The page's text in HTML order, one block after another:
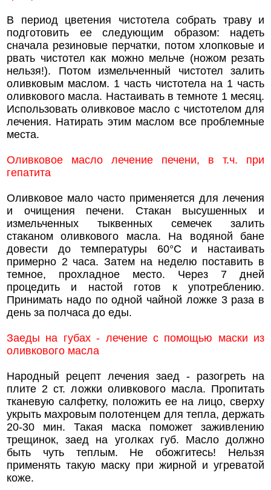
В период цветения чистотела собрать траву и
подготовить ее следующим образом: надеть
сначала резиновые перчатки, потом хлопковые и
рвать чистотел как можно мельче (ножом резать
нельзя!). Потом измельченный чистотел залить
оливковым маслом. 1 часть чистотела на 1 часть
оливкового масла. Настаивать в темноте 1 месяц.
Использовать оливковое масло с чистотелом для
лечения. Натирать этим маслом все проблемные
места.
Оливковое масло лечение печени, в т.ч. при
гепатита
Оливковое мало часто применяется для лечения
и очищения печени. Стакан высушенных и
измельченных тыквенных семечек залить
стаканом оливкового масла. На водяной бане
довести до температуры 60°С и настаивать
примерно 2 часа. Затем на неделю поставить в
темное, прохладное место. Через 7 дней
процедить и настой готов к употреблению.
Принимать надо по одной чайной ложке 3 раза в
день за полчаса до еды.
Заеды на губах - лечение с помощью маски из
оливкового масла
Народный рецепт лечения заед - разогреть на
плите 2 ст. ложки оливкового масла. Пропитать
тканевую салфетку, положить ее на лицо, сверху
укрыть махровым полотенцем для тепла, держать
20-30 мин. Такая маска поможет заживлению
трещинок, заед на уголках губ. Масло должно
быть чуть теплым. Не обожгитесь! Нельзя
применять такую маску при жирной и угреватой
коже.